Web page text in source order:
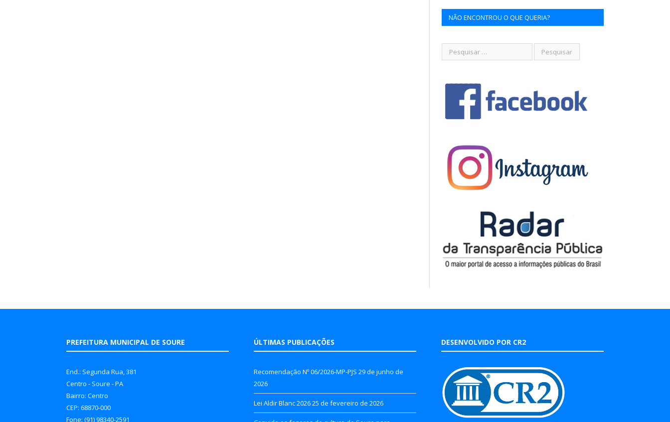
NÃO ENCONTROU O QUE QUERIA?
PREFEITURA MUNICIPAL DE SOURE
End.: Segunda Rua, 381
Centro - Soure - PA
Bairro: Centro
CEP: 68870-000
Fone: (91) 98340-2591
ÚLTIMAS PUBLICAÇÕES
Recomendação Nº 06/2026-MP-PJS 29 de junho de
2026
Lei Aldir Blanc 202625 de fevereiro de 2026
DESENVOLVIDO POR CR2